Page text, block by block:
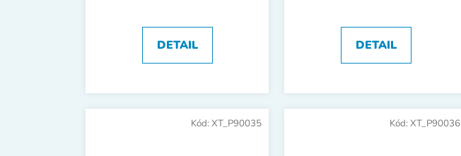
DETAIL DETAIL
Kód: XT_P90035 Kód: XT_P90036